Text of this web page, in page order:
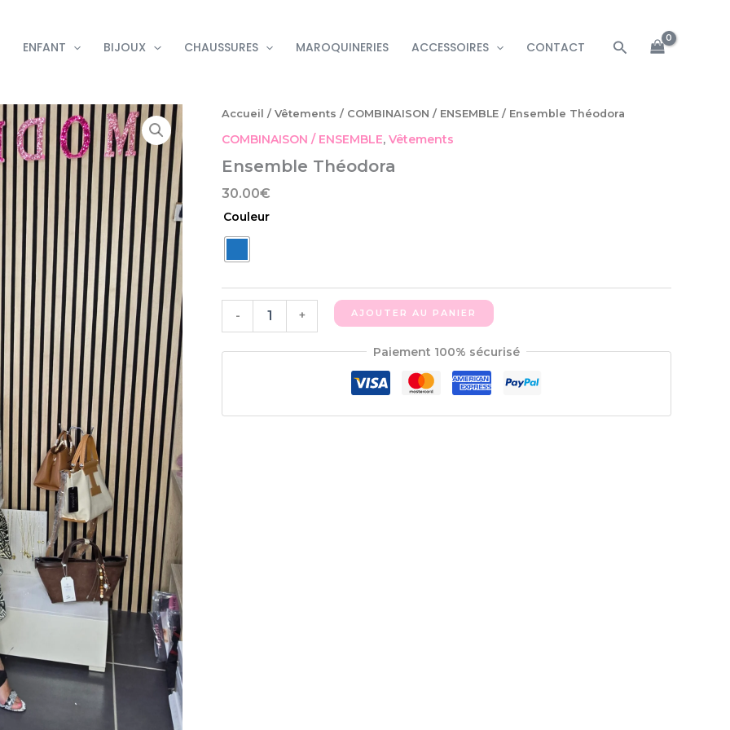
ENFANT BIJOUX CHAUSSURES MAROQUINERIES ACCESSOIRES CONTACT Rechercher
Accueil / Vêtements / COMBINAISON / ENSEMBLE / Ensemble Théodora
COMBINAISON / ENSEMBLE, Vêtements
Ensemble Théodora
30.00€
Couleur
-
quantité
Ensemble
Théodora
+ AJOUTER AU PANIER
Paiement 100% sécurisé